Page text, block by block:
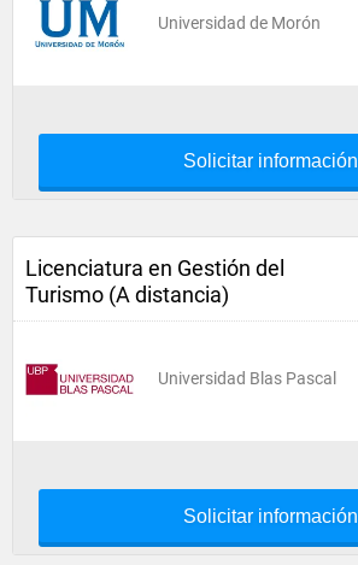
Universidad de Morón
Solicitar información
Licenciatura en Gestión del
Turismo (A distancia)
Universidad Blas Pascal
Solicitar información